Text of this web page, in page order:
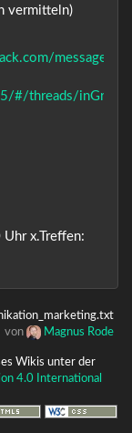
vermitteln)
messages/
#/threads/
x.Treffen:
von Magnus Rode
Wikis unter der
4.0 International